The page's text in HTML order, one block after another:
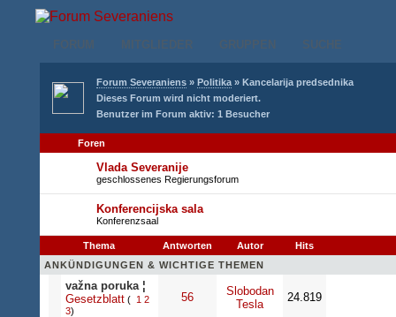
Forum Severaniens » Politika » Kancelarija predsednika
Dieses Forum wird nicht moderiert.
Benutzer im Forum aktiv: 1 Besucher
Foren
Vlada Severanije
geschlossenes Regierungsforum
Konferencijska sala
Konferenzsaal
Thema Antworten Autor
Hits
ANKÜNDIGUNGEN & WICHTIGE THEMEN
važna poruka ¦
Gesetzblatt ( 1 2
3)
56
Slobodan
Tesla
24.819